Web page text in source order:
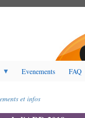
Evenements FAQ
et infos